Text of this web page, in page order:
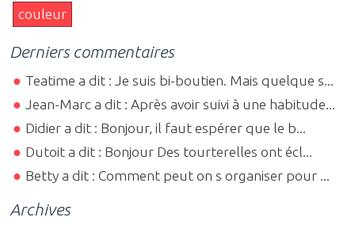
couleur
Derniers commentaires
Teatime a dit : Je suis bi-boutien. Mais quelque s...
Jean-Marc a dit : Après avoir suivi à une habitude...
Didier a dit : Bonjour, il faut espérer que le b...
Dutoit a dit : Bonjour Des tourterelles ont écl...
Betty a dit : Comment peut on s organiser pour ...
Archives